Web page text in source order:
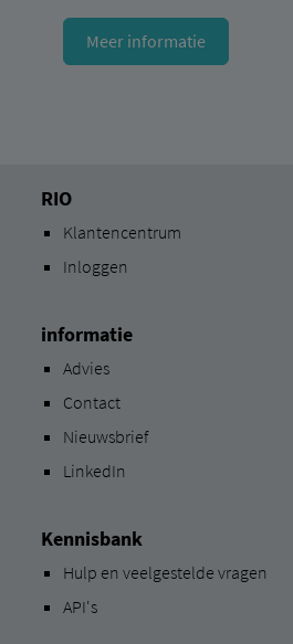
Meer informatie
RIO
Klantencentrum
Inloggen
informatie
Advies
Contact
Nieuwsbrief
LinkedIn
Kennisbank
Hulp en veelgestelde vragen
API's